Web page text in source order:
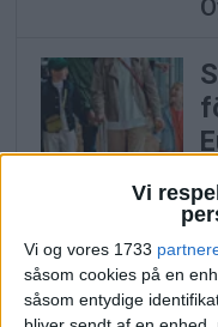
Vi
Vi og vores 1733
såsom cookies på en
såsom entydige